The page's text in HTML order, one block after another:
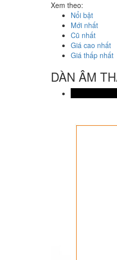
Xem theo:
Nổi bật
Mới nhất
Cũ nhất
Giá cao nhất
Giá thấp nhất
DÀN ÂM